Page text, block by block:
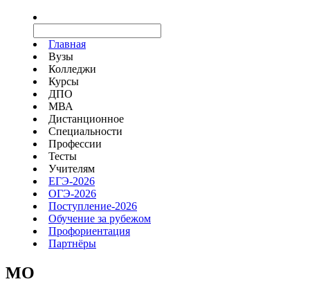
Главная
Вузы
Колледжи
Курсы
ДПО
МВА
Дистанционное
Специальности
Профессии
Тесты
Учителям
ЕГЭ-2026
ОГЭ-2026
Поступление-2026
Обучение за рубежом
Профориентация
Партнёры
MO